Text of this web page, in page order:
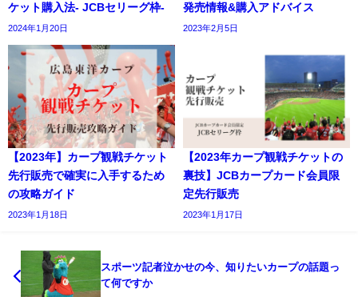
ケット購入法- JCBセリーグ枠-
2024年1月20日
発売情報&購入アドバイス
2023年2月5日
【2023年】カープ観戦チケット
先行販売で確実に入手するため
の攻略ガイド
2023年1月18日
【2023年カープ観戦チケットの
裏技】JCBカープカード会員限
定先行販売
2023年1月17日
スポーツ記者泣かせの今、知りたいカープの話題っ
て何ですか